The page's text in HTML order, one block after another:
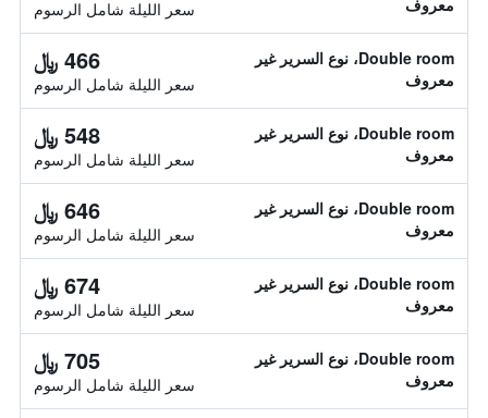
معروف
سعر الليلة شامل الرسوم
Double room، نوع السرير غير
معروف
466 ﷼
سعر الليلة شامل الرسوم
Double room، نوع السرير غير
معروف
548 ﷼
سعر الليلة شامل الرسوم
Double room، نوع السرير غير
معروف
646 ﷼
سعر الليلة شامل الرسوم
Double room، نوع السرير غير
معروف
674 ﷼
سعر الليلة شامل الرسوم
Double room، نوع السرير غير
معروف
705 ﷼
سعر الليلة شامل الرسوم